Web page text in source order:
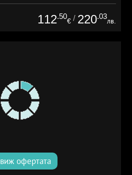
112.50
€ / 220.03
лв.
виж офертата